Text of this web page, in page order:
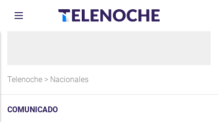
Telenoche > Nacionales
COMUNICADO